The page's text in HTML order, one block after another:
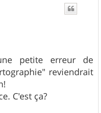
petite erreur de
reviendrait
C'est ça?